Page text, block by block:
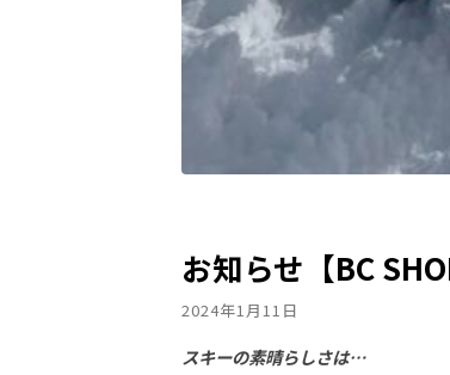
お知らせ【BC
2024年1月11日
スキーの素晴らしさは…